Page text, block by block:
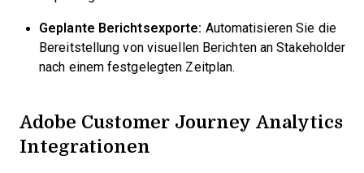
Geplante Berichtsexporte: Automatisieren Sie die
Bereitstellung von visuellen Berichten an Stakeholder
nach einem festgelegten Zeitplan.
Adobe Customer Journey Analytics
Integrationen